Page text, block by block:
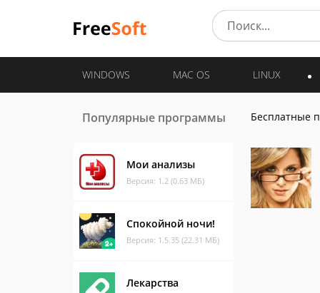
WINDOWS MAC OS LINUX
Популярные программы
Мои анализы
Версия: 1.2 (0.63 МБ)
Спокойной ночи!
Версия: 1.5.35 (22.31 МБ)
Лекарства
Бесплатные